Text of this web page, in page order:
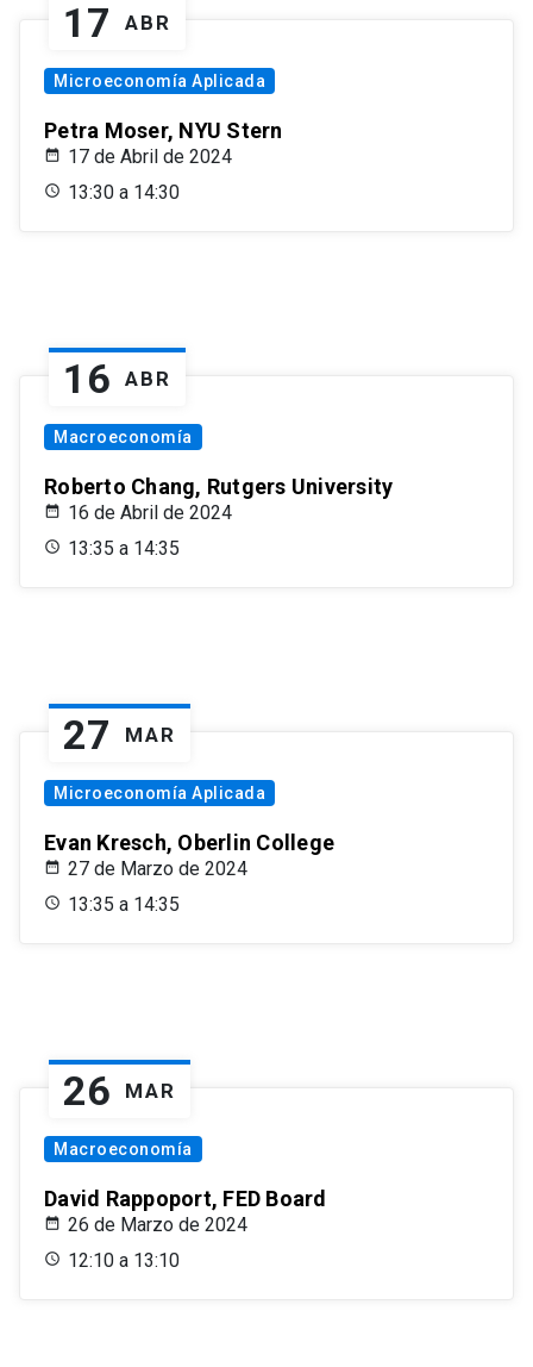
17 ABR
Microeconomía Aplicada
Petra Moser, NYU Stern
17 de Abril de 2024
13:30 a 14:30
16 ABR
Macroeconomía
Roberto Chang, Rutgers University
16 de Abril de 2024
13:35 a 14:35
27 MAR
Microeconomía Aplicada
Evan Kresch, Oberlin College
27 de Marzo de 2024
13:35 a 14:35
26 MAR
Macroeconomía
David Rappoport, FED Board
26 de Marzo de 2024
12:10 a 13:10